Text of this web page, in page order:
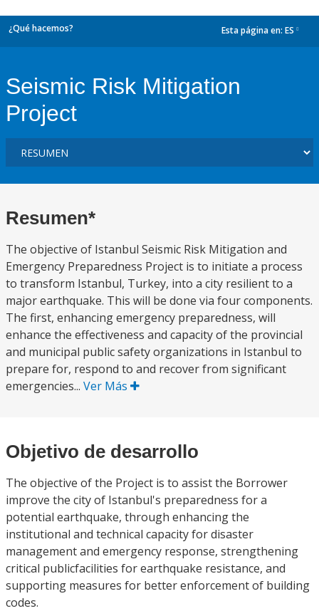
¿Qué hacemos? Esta página en: ES
Seismic Risk Mitigation
Project
Resumen*
The objective of Istanbul Seismic Risk Mitigation and
Emergency Preparedness Project is to initiate a process
to transform Istanbul, Turkey, into a city resilient to a
major earthquake. This will be done via four components.
The first, enhancing emergency preparedness, will
enhance the effectiveness and capacity of the provincial
and municipal public safety organizations in Istanbul to
prepare for, respond to and recover from significant
emergencies... Ver Más
Objetivo de desarrollo
The objective of the Project is to assist the Borrower
improve the city of Istanbul's preparedness for a
potential earthquake, through enhancing the
institutional and technical capacity for disaster
management and emergency response, strengthening
critical publicfacilities for earthquake resistance, and
supporting measures for better enforcement of building
codes.